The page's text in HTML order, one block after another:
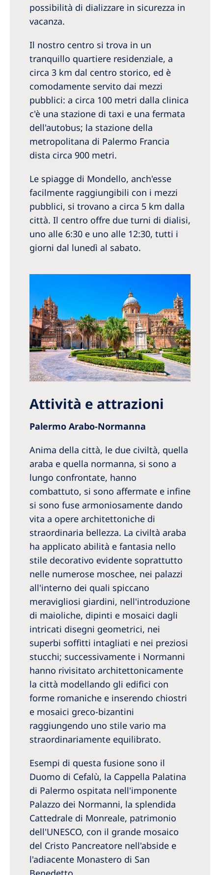
possibilità di dializzare in sicurezza in
vacanza.
Il nostro centro si trova in un
tranquillo quartiere residenziale, a
circa 3 km dal centro storico, ed è
comodamente servito dai mezzi
pubblici: a circa 100 metri dalla clinica
c'è una stazione di taxi e una fermata
dell'autobus; la stazione della
metropolitana di Palermo Francia
dista circa 900 metri.
Le spiagge di Mondello, anch'esse
facilmente raggiungibili con i mezzi
pubblici, si trovano a circa 5 km dalla
città. Il centro offre due turni di dialisi,
uno alle 6:30 e uno alle 12:30, tutti i
giorni dal lunedì al sabato.
Attività e attrazioni
Palermo Arabo-Normanna
Anima della città, le due civiltà, quella
araba e quella normanna, si sono a
lungo confrontate, hanno
combattuto, si sono affermate e infine
si sono fuse armoniosamente dando
vita a opere architettoniche di
straordinaria bellezza. La civiltà araba
ha applicato abilità e fantasia nello
stile decorativo evidente soprattutto
nelle numerose moschee, nei palazzi
all'interno dei quali spiccano
meravigliosi giardini, nell'introduzione
di maioliche, dipinti e mosaici dagli
intricati disegni geometrici, nei
superbi soffitti intagliati e nei preziosi
stucchi; successivamente i Normanni
hanno rivisitato architettonicamente
la città modellando gli edifici con
forme romaniche e inserendo chiostri
e mosaici greco-bizantini
raggiungendo uno stile vario ma
straordinariamente equilibrato.
Esempi di questa fusione sono il
Duomo di Cefalù, la Cappella Palatina
di Palermo ospitata nell'imponente
Palazzo dei Normanni, la splendida
Cattedrale di Monreale, patrimonio
dell'UNESCO, con il grande mosaico
del Cristo Pancreatore nell'abside e
l'adiacente Monastero di San